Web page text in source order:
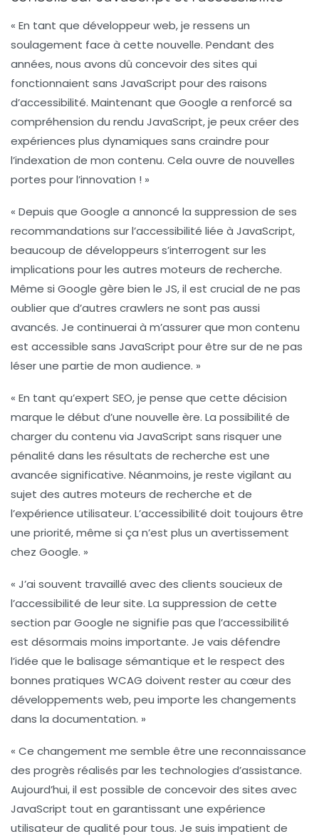
« En tant que développeur web, je ressens un
soulagement face à cette nouvelle. Pendant des
années, nous avons dû concevoir des sites qui
fonctionnaient sans JavaScript pour des raisons
d’accessibilité. Maintenant que Google a renforcé sa
compréhension du rendu JavaScript, je peux créer des
expériences plus dynamiques sans craindre pour
l’indexation de mon contenu. Cela ouvre de nouvelles
portes pour l’innovation ! »
« Depuis que Google a annoncé la suppression de ses
recommandations sur l’accessibilité liée à JavaScript,
beaucoup de développeurs s’interrogent sur les
implications pour les autres moteurs de recherche.
Même si Google gère bien le JS, il est crucial de ne pas
oublier que d’autres crawlers ne sont pas aussi
avancés. Je continuerai à m’assurer que mon contenu
est accessible sans JavaScript pour être sur de ne pas
léser une partie de mon audience. »
« En tant qu’expert SEO, je pense que cette décision
marque le début d’une nouvelle ère. La possibilité de
charger du contenu via JavaScript sans risquer une
pénalité dans les résultats de recherche est une
avancée significative. Néanmoins, je reste vigilant au
sujet des autres moteurs de recherche et de
l’expérience utilisateur. L’accessibilité doit toujours être
une priorité, même si ça n’est plus un avertissement
chez Google. »
« J’ai souvent travaillé avec des clients soucieux de
l’accessibilité de leur site. La suppression de cette
section par Google ne signifie pas que l’accessibilité
est désormais moins importante. Je vais défendre
l’idée que le balisage sémantique et le respect des
bonnes pratiques WCAG doivent rester au cœur des
développements web, peu importe les changements
dans la documentation. »
« Ce changement me semble être une reconnaissance
des progrès réalisés par les technologies d’assistance.
Aujourd’hui, il est possible de concevoir des sites avec
JavaScript tout en garantissant une expérience
utilisateur de qualité pour tous. Je suis impatient de